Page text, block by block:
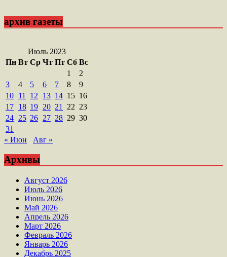
архив газеты
Июль 2023
Пн Вт Ср Чт Пт Сб Вс
1
2
3
4 5 6 7 8
9
10 11 12 13 14 15 16
17 18 19 20 21 22 23
24 25 26 27 28 29 30
31
« Июн
Авг »
Архивы
Август 2026
Июль 2026
Июнь 2026
Май 2026
Апрель 2026
Март 2026
Февраль 2026
Январь 2026
Декабрь 2025